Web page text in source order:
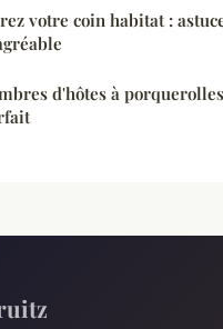
votre coin habitat :
d'hôtes à